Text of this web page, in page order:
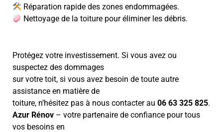
Réparation rapide des zones endommagées.
Nettoyage de la toiture pour éliminer les débris.
Protégez votre investissement. Si vous avez ou
suspectez des dommages
sur votre toit, si vous avez besoin de toute autre
assistance en matière de
toiture, n’hésitez pas à nous contacter au 06 63 325 825.
Azur Rénov – votre partenaire de confiance pour tous
vos besoins en